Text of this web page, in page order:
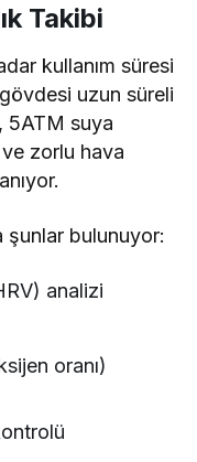
Takibi
kullanım süresi
uzun süreli
5ATM suya
ve zorlu hava
şunlar bulunuyor:
analizi
oranı)